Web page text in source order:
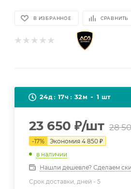
В ИЗБРАННОЕ СРАВНИТЬ
24д 17ч 32м 1 шт
23 650 ₽/шт 28
-17% Экономия 4 850 ₽
в наличии
Нашли дешевле? Сделаем
Срок доставки, дней - 5